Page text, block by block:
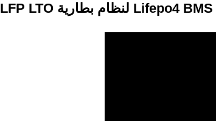
BMS 195S 576V DC 125A الجهد العالي Lifepo4 BMS لنظام بطارية LFP LTO